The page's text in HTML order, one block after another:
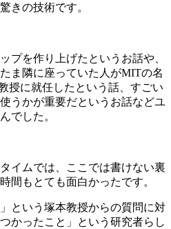
きの技術です。
プを作り上げたというお話や、
ま隣に座っていた人がMITの名
授に就任したという話、すごい
うかが重要だというお話などユ
でした。
イムでは、ここでは書けない裏
間もとても面白かったです。
という塚本教授からの質問に対
かったこと」という研究者らし